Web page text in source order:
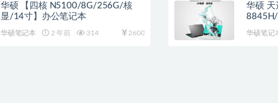
华硕 【四核 N5100/8G/256G/核
显/14寸】办公笔记本
华硕笔记本 2 年前 314 2600
华硕 天
华硕笔记